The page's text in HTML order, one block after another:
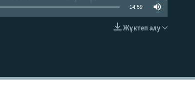
EMBED
14:59
Жүктеп алу